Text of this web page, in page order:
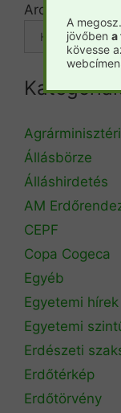
Archívum
Állásbörze
Álláshirdetés
AM
CEPF
Copa Cogeca
Egyéb
Egyetemi hírek
Egyetemi
Erdészeti
Erdőtérkép
Erdőtörvény
A
jövőben a
kövesse